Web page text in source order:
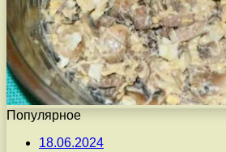
Популярное
18.06.2024